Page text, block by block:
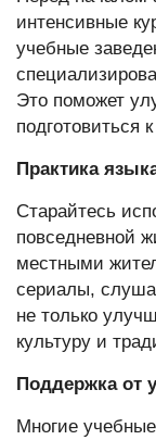
интенсивные
учебные
Это поможет
подготовиться
Практика
Старайтесь
повседневной
местными
сериалы,
не только
культуру и
Поддержка от
Многие